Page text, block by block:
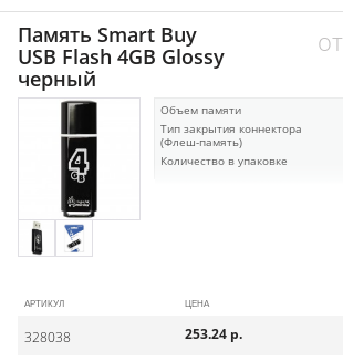
Память Smart Buy
USB Flash 4GB Glossy
черный
от
Объем памяти
Тип закрытия коннектора
(Флеш-память)
Количество в упаковке
АРТИКУЛ ЦЕНА
328038 253.24 р.